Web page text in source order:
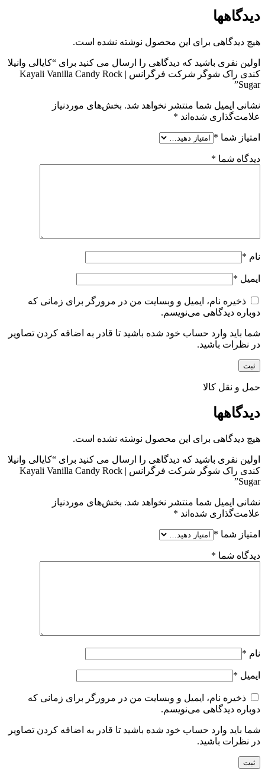
دیدگاهها
هیچ دیدگاهی برای این محصول نوشته نشده است.
اولین نفری باشید که دیدگاهی را ارسال می کنید برای “کایالی وانیلا
کندی راک شوگر شرکت فرگرانس | Kayali Vanilla Candy Rock
Sugar”
نشانی ایمیل شما منتشر نخواهد شد. بخش‌های موردنیاز
علامت‌گذاری شده‌اند *
امتیاز شما *
دیدگاه شما *
نام *
ایمیل *
ذخیره نام، ایمیل و وبسایت من در مرورگر برای زمانی که
دوباره دیدگاهی می‌نویسم.
شما باید وارد حساب خود شده باشید تا قادر به اضافه کردن تصاویر
در نظرات باشید.
حمل و نقل کالا
دیدگاهها
هیچ دیدگاهی برای این محصول نوشته نشده است.
اولین نفری باشید که دیدگاهی را ارسال می کنید برای “کایالی وانیلا
کندی راک شوگر شرکت فرگرانس | Kayali Vanilla Candy Rock
Sugar”
نشانی ایمیل شما منتشر نخواهد شد. بخش‌های موردنیاز
علامت‌گذاری شده‌اند *
امتیاز شما *
دیدگاه شما *
نام *
ایمیل *
ذخیره نام، ایمیل و وبسایت من در مرورگر برای زمانی که
دوباره دیدگاهی می‌نویسم.
شما باید وارد حساب خود شده باشید تا قادر به اضافه کردن تصاویر
در نظرات باشید.